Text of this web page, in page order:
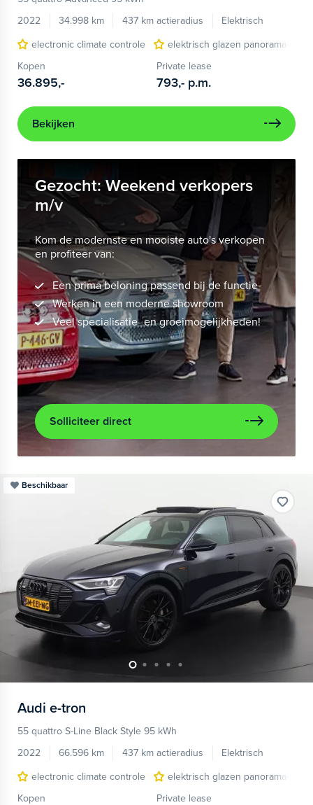
2022
34.998 km 437 km actieradius
Elektrisch
electronic climate controle
elektrisch glazen panorama-dak
Kopen
36.895,-
Private lease
793,- p.m.
Bekijken
Gezocht: Weekend verkopers
m/v
Kom de modernste en mooiste auto's verkopen
en profiteer van:
Een prima beloning passend bij de functie
Werken in een moderne showroom
Veel specialisatie- en groeimogelijkheden!
Solliciteer direct
Beschikbaar
Audi e-tron
55 quattro S-Line Black Style 95 kWh
2022
66.596 km 437 km actieradius
Elektrisch
electronic climate controle
elektrisch glazen panorama-dak
Kopen
Private lease